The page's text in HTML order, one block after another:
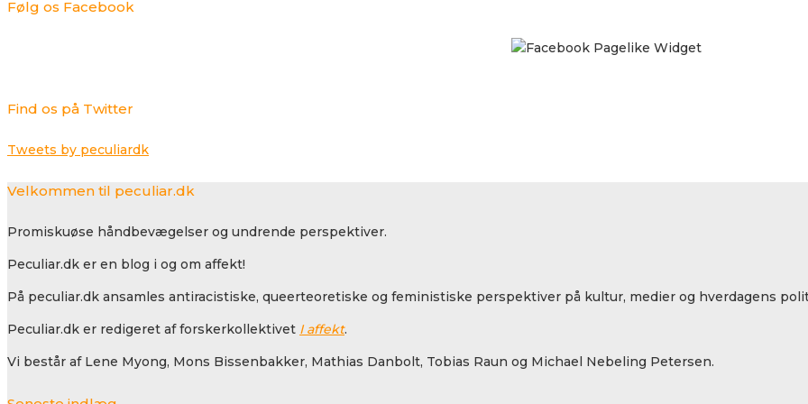
Følg os Facebook
Find os på Twitter
Tweets by peculiardk
Velkommen til peculiar.dk
Promiskuøse håndbevægelser og undrende perspektiver.
Peculiar.dk er en blog i og om affekt!
På peculiar.dk ansamles antiracistiske, queerteoretiske og feministiske perspektiver på kultur, medier og hverdagens
Peculiar.dk er redigeret af forskerkollektivet I affekt.
Vi består af Lene Myong, Mons Bissenbakker, Mathias Danbolt, Tobias Raun og Michael Nebeling Petersen.